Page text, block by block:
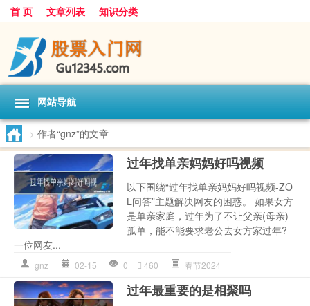
首 页 文章列表 知识分类
网站导航
> 作者“gnz”的文章
过年找单亲妈妈好吗视频
以下围绕“过年找单亲妈妈好吗视频-ZO
L问答”主题解决网友的困惑。 如果女方
是单亲家庭，过年为了不让父亲(母亲)
孤单，能不能要求老公去女方家过年?
一位网友...
gnz 02-15 0 460 春节2024
过年最重要的是相聚吗